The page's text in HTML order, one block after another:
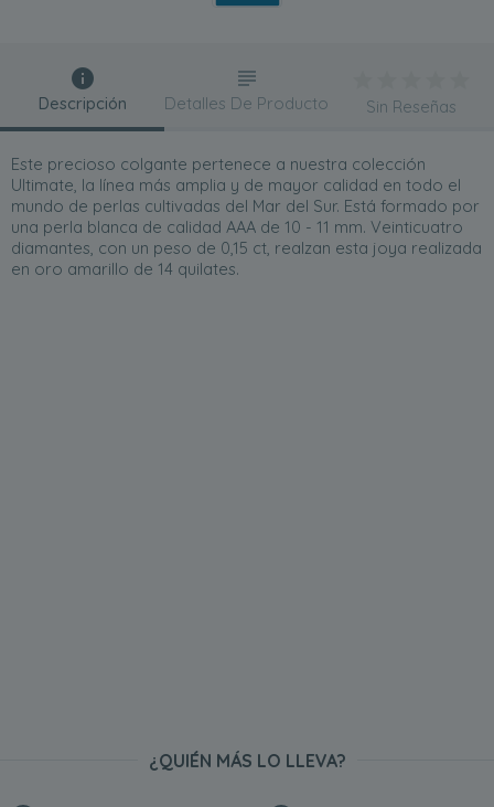
Descripción
Este precioso colgante pertenece a nuestra colección
Ultimate, la línea más amplia y de mayor calidad en todo el
mundo de perlas cultivadas del Mar del Sur. Está formado por
una perla blanca de calidad AAA de 10 - 11 mm. Veinticuatro
diamantes, con un peso de 0,15 ct, realzan esta joya realizada
en oro amarillo de 14 quilates.
Detalles De Producto Sin Reseñas
¿QUIÉN MÁS LO LLEVA?